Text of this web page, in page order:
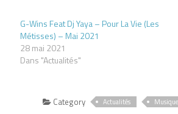
G-Wins Feat Dj Yaya – Pour La Vie (Les
Métisses) – Mai 2021
28 mai 2021
Dans "Actualités"
Category Actualités